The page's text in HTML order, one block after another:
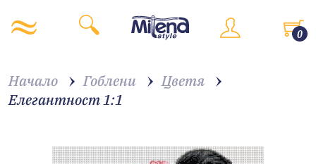
0
Начало Гоблени
Цветя
Елегантност 1:1